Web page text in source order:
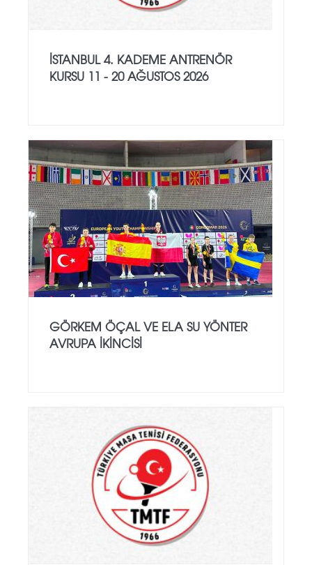
İSTANBUL 4. KADEME ANTRENÖR
KURSU 11 - 20 AĞUSTOS 2026
GÖRKEM ÖÇAL VE ELA SU YÖNTER
AVRUPA İKINCISI